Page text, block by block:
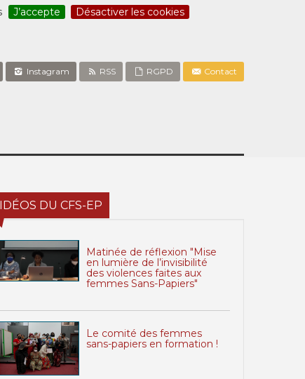
J’accepte Désactiver les cookies
Instagram RSS RGPD Contact
DU CFS-EP
Matinée de réflexion "Mise
en lumière de l’invisibilité
des violences faites aux
femmes Sans-Papiers"
Le comité des femmes
sans-papiers en formation !